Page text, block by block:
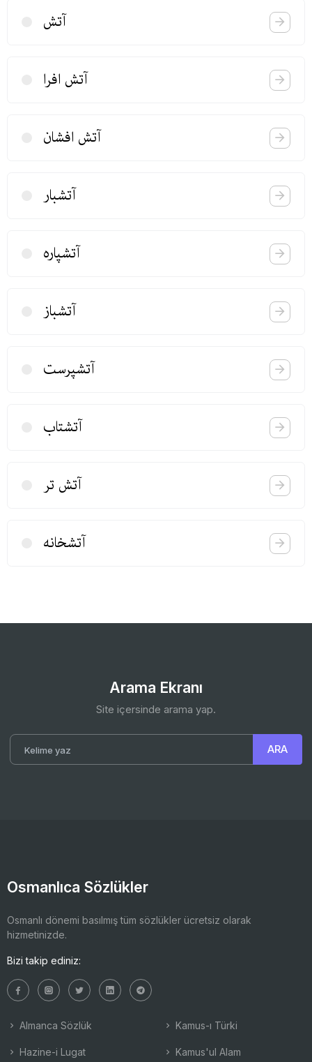
آتش
آتش افرا
آتش افشان
آتشبار
آتشپاره
آتشباز
آتشپرست
آتشتاب
آتش تر
آتشخانه
Arama Ekranı
Site içersinde arama yap.
Osmanlıca Sözlükler
Osmanlı dönemi basılmış tüm sözlükler ücretsiz olarak
hizmetinizde.
Bizi takip ediniz:
Almanca Sözlük
Hazine-i Lugat
Kamus-ı Türki
Kamus'ul Alam